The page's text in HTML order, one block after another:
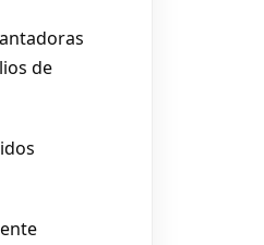
de